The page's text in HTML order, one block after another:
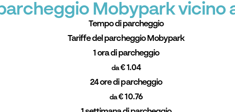
Mobypark vicino
Tempo di parcheggio
Tariffe del parcheggio Mobypark
1 ora di parcheggio
da€ 1.04
24 ore di parcheggio
da€ 10.76